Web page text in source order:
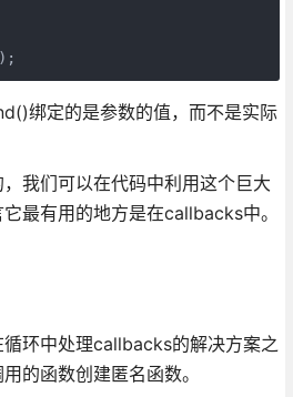
绑定的是参数的值，而不是实际
我们可以在代码中利用这个巨大
最有用的地方是在callbacks中。
环中处理callbacks的解决方案之
的函数创建匿名函数。